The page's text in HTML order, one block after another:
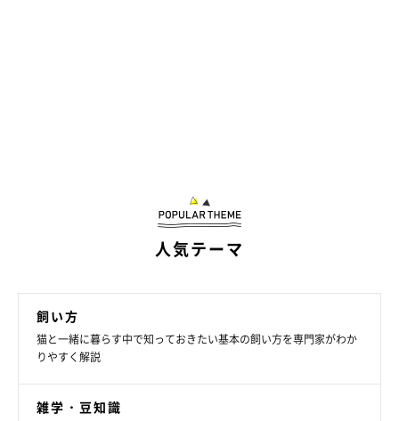
人気テーマ
飼い方
猫と一緒に暮らす中で知っておきたい基本の飼い方を専門家がわか
りやすく解説
雑学・豆知識